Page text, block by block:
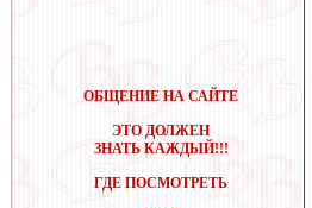
ОБЩЕНИЕ НА САЙТЕ
ЭТО ДОЛЖЕН
ЗНАТЬ КАЖДЫЙ!!!
ГДЕ ПОСМОТРЕТЬ